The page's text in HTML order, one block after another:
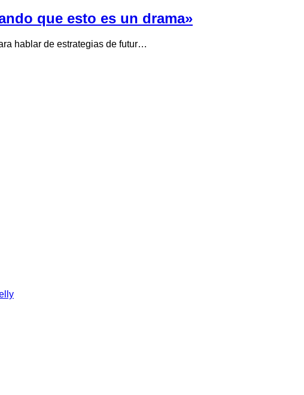
que esto es un drama»
hablar de estrategias de futur…